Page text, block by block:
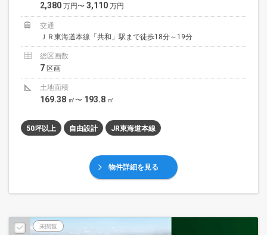
2,380 万円〜 3,110 万円
交通
ＪＲ東海道本線「共和」駅まで徒歩18分～19分
総区画数
7 区画
土地面積
169.38 ㎡〜 193.8 ㎡
50坪以上 自由設計 JR東海道本線
物件詳細を見る
未閲覧